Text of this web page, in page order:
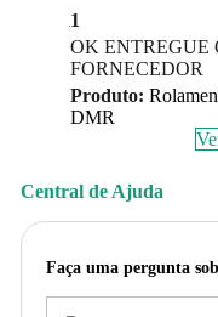
1
OK ENTREGUE
FORNECEDOR
Produto:
DMR
Central de Ajuda
Faça uma pergunta